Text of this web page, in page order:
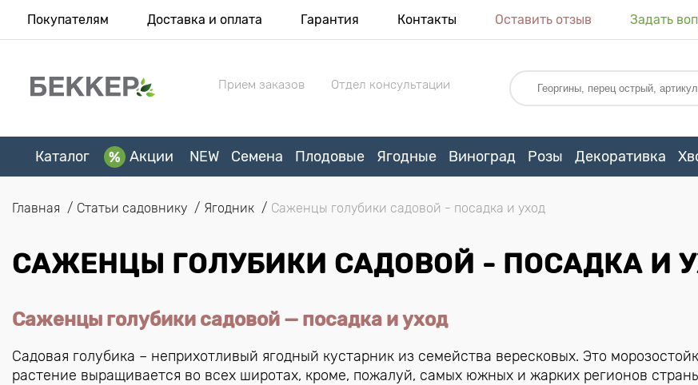
Покупателям Доставка и оплата Гарантия Контакты Оставить отзыв Задать
Прием заказов Отдел консультации
Каталог Акции NEW Семена Плодовые Ягодные Виноград Розы Декоративка
Главная Статьи садовнику Ягодник Саженцы голубики садовой - посадка и уход
САЖЕНЦЫ ГОЛУБИКИ САДОВОЙ - ПОСАДКА И
Саженцы голубики садовой — посадка и уход
Садовая голубика – неприхотливый ягодный кустарник из семейства вересковых. Это
растение выращивается во всех широтах, кроме, пожалуй, самых южных и жарких регионов